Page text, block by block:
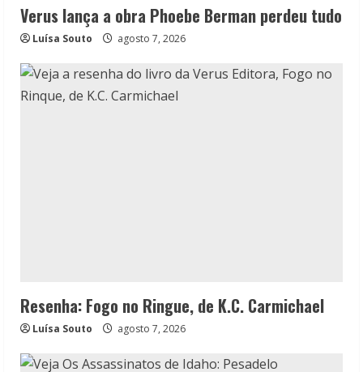
Verus lança a obra Phoebe Berman perdeu tudo
Luísa Souto agosto 7, 2026
Resenha: Fogo no Ringue, de K.C. Carmichael
Luísa Souto agosto 7, 2026